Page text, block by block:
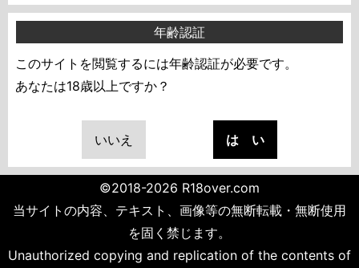
年齢認証
このサイトを閲覧するには年齢認証が必要です。
あなたは18歳以上ですか？
いいえ は い
©2018-2026 R18over.com
当サイトの内容、テキスト、画像等の無断転載・無断使用
を固く禁じます。
Unauthorized copying and replication of the contents of